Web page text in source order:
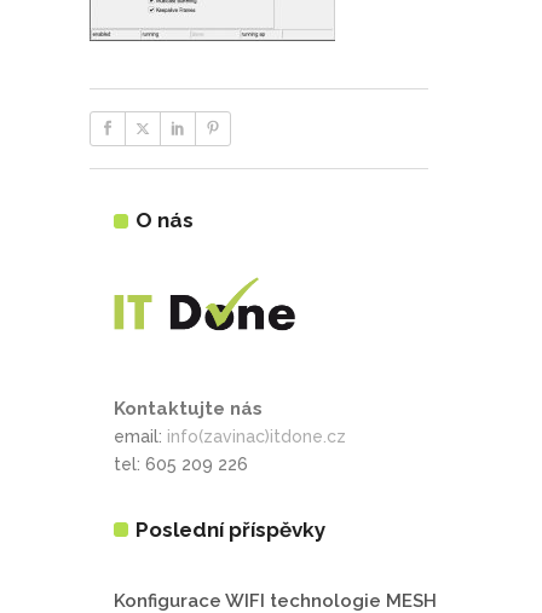
O nás
Kontaktujte nás
email: info(zavinac)itdone.cz
tel: 605 209 226
Poslední příspěvky
Konfigurace WIFI technologie MESH